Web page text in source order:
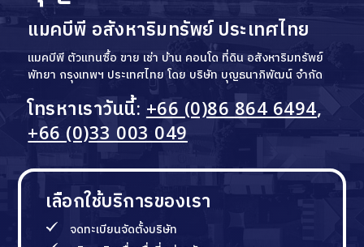
แมคบีพี อสังหาริมทรัพย์ ประเทศไทย
แมคบีพี ตัวแทนซื้อ ขาย เช่า บ้าน คอนโด ที่ดิน อสังหาริมทรัพย์
พัทยา กรุงเทพฯ ประเทศไทย โดย บริษัท บุญธนาภิพัฒน์ จำกัด
โทรหาเราวันนี้: +66 (0)86 864 6494,
+66 (0)33 003 049
เลือกใช้บริการของเรา
จดทะเบียนจัดตั้งบริษัท